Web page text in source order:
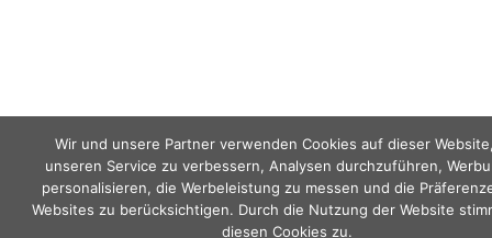
Wir und unsere Partner verwenden Cookies auf dieser
unseren Service zu verbessern, Analysen durchzuführen,
personalisieren, die Werbeleistung zu messen und die
Websites zu berücksichtigen. Durch die Nutzung der Website
diesen Cookies zu.